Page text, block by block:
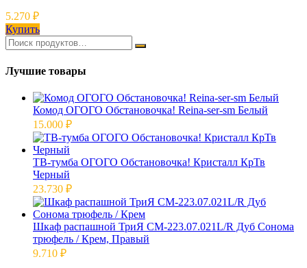
5.270 ₽
Купить
Лучшие товары
Комод ОГОГО Обстановочка! Reina-ser-sm Белый
15.000 ₽
ТВ-тумба ОГОГО Обстановочка! Кристалл КрТв
Черный
23.730 ₽
Шкаф распашной ТриЯ СМ-223.07.021L/R Дуб Сонома
трюфель / Крем, Правый
9.710 ₽